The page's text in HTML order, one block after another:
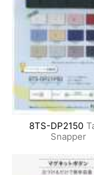
8TS-DP2150
Snapper